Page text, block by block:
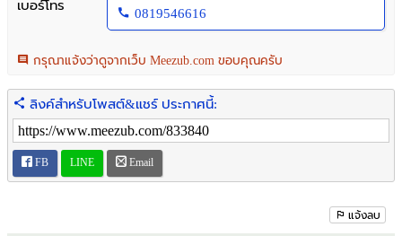
-ห้างแมคโคร 500 ม.
-รถไฟฟ้า BTS ตลาดสดพระโขนง 800 ม.
ขายราคา 25 ล้านบาท (รวมโอน)
สนใจติดต่อ โทร : 081-954-6616
เบอร์โทร
0819546616
กรุณาแจ้งว่าดูจากเว็บ Meezub.com ขอบคุณครับ
ลิงค์สำหรับโพสต์&แชร์ ประกาศนี้:
FB LINE Email
แจ้งลบ